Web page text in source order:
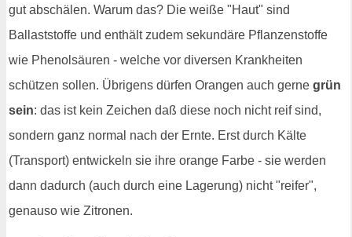
gut abschälen. Warum das? Die weiße "Haut" sind
Ballaststoffe und enthält zudem sekundäre Pflanzenstoffe
wie Phenolsäuren - welche vor diversen Krankheiten
schützen sollen. Übrigens dürfen Orangen auch gerne grün
sein: das ist kein Zeichen daß diese noch nicht reif sind,
sondern ganz normal nach der Ernte. Erst durch Kälte
(Transport) entwickeln sie ihre orange Farbe - sie werden
dann dadurch (auch durch eine Lagerung) nicht "reifer",
genauso wie Zitronen.